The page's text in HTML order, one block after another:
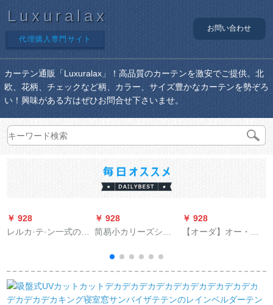
Luxuralax
代理購入専門サイト
お問い合わせ
カーテン通販「Luxuralax」！高品質のカーテンを激安でご提供。北
欧、花柄、チェックなど柄、カラー、サイズ豊かなカーテンを勢ぞろ
い！興味がある方はぜひお問合せ下さいませ。
￥ 928
レルカ·テ·ン一式の简
るタイプロです。
￥ 928
简易小カリーズシリ
ハルは贴らないでく
ださい。遮光断热舎
のショートカーター
テンダンク幅1.5メト
￥ 928
【オーダ】オー・ダ
ン専门撮影10元